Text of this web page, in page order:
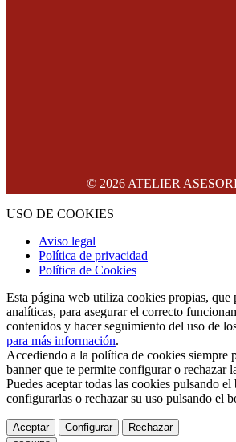
© 2026 ATELIER
USO DE COOKIES
Aviso legal
Política de privacidad
Política de Cookies
Esta página web utiliza cookies propias, que
analíticas, para asegurar el correcto
contenidos y hacer seguimiento del uso de
para más información.
Accediendo a la política de cookies siempre
banner que te permite configurar o rechazar
Puedes aceptar todas las cookies pulsando
configurarlas o rechazar su uso pulsando el
Aceptar Configurar Rechazar